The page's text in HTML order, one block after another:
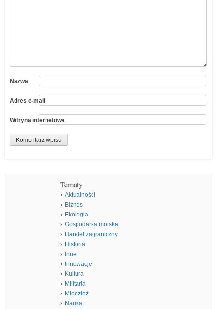
Nazwa
Adres e-mail
Witryna internetowa
Tematy
Aktualności
Biznes
Ekologia
Gospodarka morska
Handel zagraniczny
Historia
Inne
Innowacje
Kultura
MIlitaria
Młodzież
Nauka